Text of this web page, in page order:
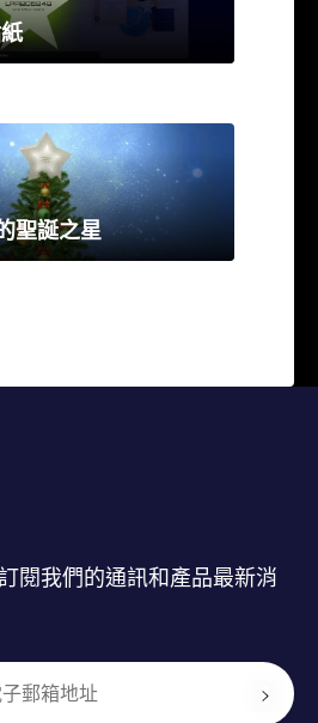
聖誕之星
閱我們的通訊和產品最新消